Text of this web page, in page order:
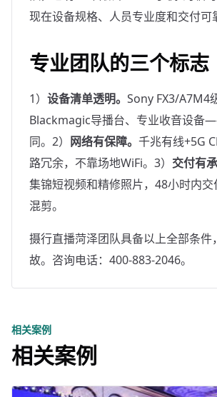
现在设备规格、人员专业度和交付可
专业团队的三个标志
1） 设备清单透明。 Sony FX3/A7M4
Blackmagic导播台、专业收音设备
同。2） 网络有保障。 千兆有线+5G
路冗余，不靠场地WiFi。3） 交付有承
集锦短视频和精修照片，48小时内
混剪。
摄行直播菏泽团队具备以上全部条件
故。咨询电话：400-883-2046。
相关案例
相关案例